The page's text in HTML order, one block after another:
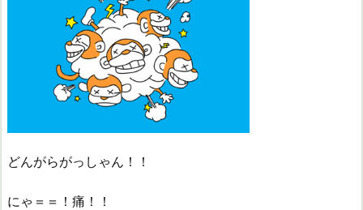
どんがらがっしゃん！！
にゃ＝＝！痛！！